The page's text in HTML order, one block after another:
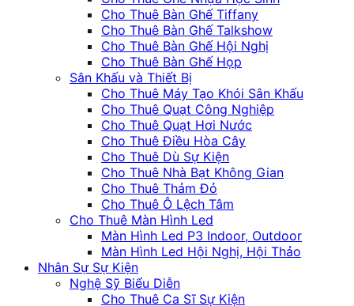
Cho Thuê Bàn Ghế Tiffany
Cho Thuê Bàn Ghế Talkshow
Cho Thuê Bàn Ghế Hội Nghị
Cho Thuê Bàn Ghế Họp
Sân Khấu và Thiết Bị
Cho Thuê Máy Tạo Khói Sân Khấu
Cho Thuê Quạt Công Nghiệp
Cho Thuê Quạt Hơi Nước
Cho Thuê Điều Hòa Cây
Cho Thuê Dù Sự Kiện
Cho Thuê Nhà Bạt Không Gian
Cho Thuê Thảm Đỏ
Cho Thuê Ô Lệch Tâm
Cho Thuê Màn Hình Led
Màn Hình Led P3 Indoor, Outdoor
Màn Hình Led Hội Nghị, Hội Thảo
Nhân Sự Sự Kiện
Nghệ Sỹ Biểu Diễn
Cho Thuê Ca Sĩ Sự Kiện